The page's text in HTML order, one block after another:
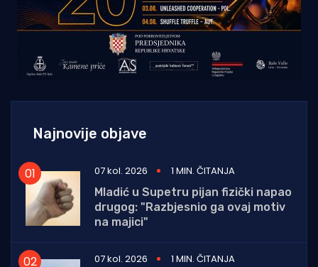
Najnovije objave
07 kol. 2026
1 MIN. ČITANJA
Mladić u Supetru pijan fizički napao
drugog: "Razbjesnio ga ovaj motiv
na majici"
07 kol. 2026
1 MIN. ČITANJA